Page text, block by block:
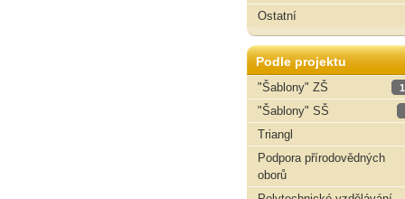
Ostatní
Podle projektu
"Šablony" ZŠ
"Šablony" SŠ
Triangl
Podpora přírodovědných
oborů